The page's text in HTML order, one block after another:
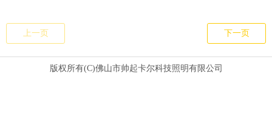
上一页 下一页
版权所有(C)佛山市帅起卡尔科技照明有限公司